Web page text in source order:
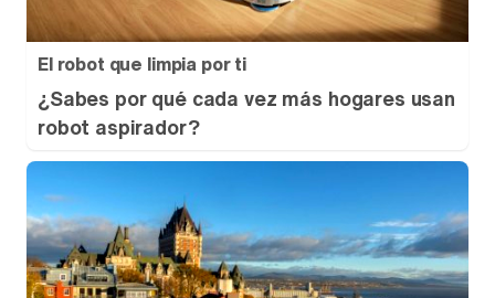
El robot que limpia por ti
¿Sabes por qué cada vez más hogares usan
robot aspirador?